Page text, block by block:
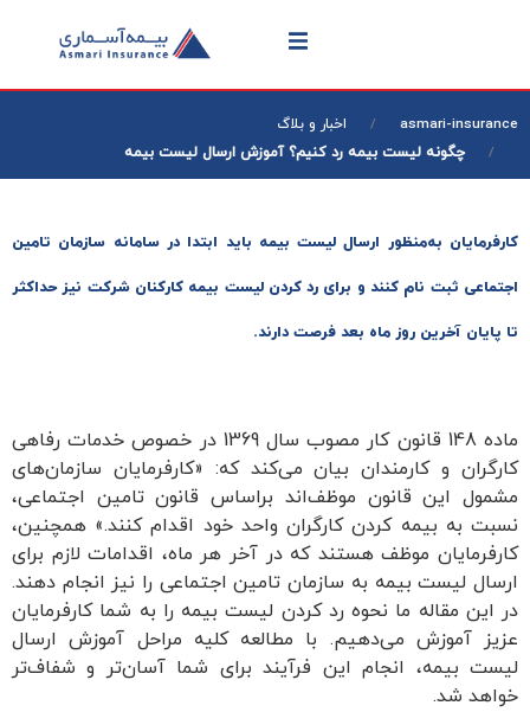
asmari-insurance اخبار و بلاگ
چگونه لیست بیمه رد کنیم؟ آموزش ارسال لیست بیمه
کارفرمایان به‌منظور ارسال لیست بیمه باید ابتدا در سامانه سازمان تامین
اجتماعی ثبت نام کنند و برای رد کردن لیست بیمه کارکنان شرکت نیز حداکثر
تا پایان آخرین روز ماه بعد فرصت دارند.
ماده 148 قانون کار مصوب سال 1369 در خصوص خدمات رفاهی
کارگران و کارمندان بیان می‌کند که: «کارفرمایان سازمان‌های
مشمول این قانون موظف‌اند براساس قانون تامین اجتماعی،
نسبت به بیمه کردن کارگران واحد خود اقدام کنند.» همچنین،
کارفرمایان موظف هستند که در آخر هر ماه، اقدامات لازم برای
ارسال لیست بیمه به سازمان تامین اجتماعی را نیز انجام دهند.
در این مقاله ما نحوه رد کردن لیست بیمه را به شما کارفرمایان
عزیز آموزش می‌دهیم. با مطالعه کلیه مراحل آموزش ارسال
لیست بیمه، انجام این فرآیند برای شما آسان‌تر و شفاف‌تر
خواهد شد.